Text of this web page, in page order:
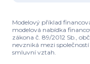
Modelový příklad
modelová nabídka
zákona č. 89/2012 Sb.,
nevzniká mezi společností
smluvní vztah.